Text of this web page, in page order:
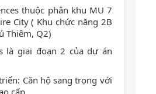
thuộc phân khu MU 7
City ( Khu chức năng 2B
Thiêm, Q2)
là giai đoạn 2 của dự án
Căn hộ sang trọng với
cấp.